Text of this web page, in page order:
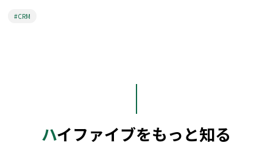
#CRM
ハイファイブをもっと知る